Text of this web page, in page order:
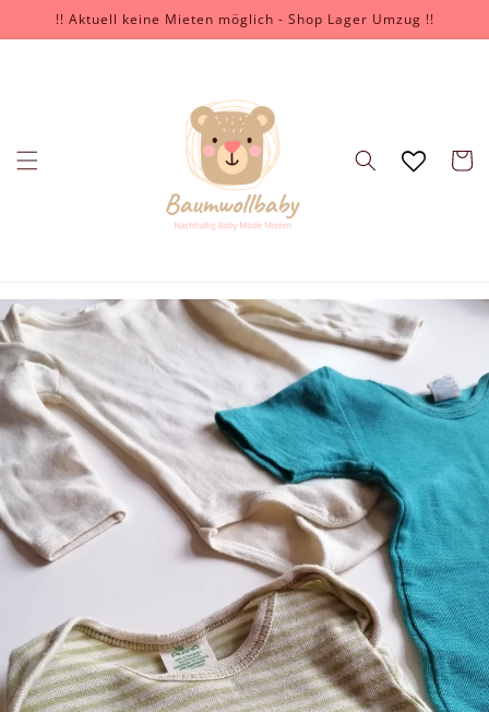
İçeriğe
atla
!! Aktuell keine Mieten möglich - Shop Lager Umzug !!
Sepet